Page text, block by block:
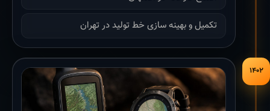
تکمیل و بهینه سازی خط تولید در تهران
۱۴۰۲